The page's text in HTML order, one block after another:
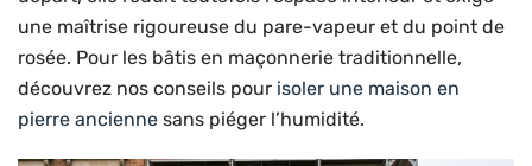
une maîtrise rigoureuse du pare-vapeur et du point de
rosée. Pour les bâtis en maçonnerie traditionnelle,
découvrez nos conseils pour isoler une maison en
pierre ancienne sans piéger l’humidité.